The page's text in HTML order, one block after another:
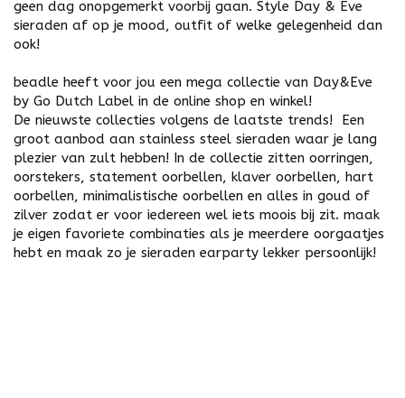
geen dag onopgemerkt voorbij gaan. Style Day & Eve
sieraden af op je mood, outfit of welke gelegenheid dan
ook!
beadle heeft voor jou een mega collectie van Day&Eve
by Go Dutch Label in de online shop en winkel!
De nieuwste collecties volgens de laatste trends! Een
groot aanbod aan stainless steel sieraden waar je lang
plezier van zult hebben! In de collectie zitten oorringen,
oorstekers, statement oorbellen, klaver oorbellen, hart
oorbellen, minimalistische oorbellen en alles in goud of
zilver zodat er voor iedereen wel iets moois bij zit. maak
je eigen favoriete combinaties als je meerdere oorgaatjes
hebt en maak zo je sieraden earparty lekker persoonlijk!